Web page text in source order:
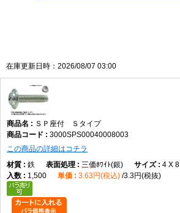
在庫更新日時：2026/08/07 03:00
ＳＰ座付 Ｓタイプ
3000SPS00040008003
この商品の詳細はコチラ
鉄
三価ﾎﾜｲﾄ(銀) 4 X 8
1,500
3.63円(税込) 3.3円(税抜)